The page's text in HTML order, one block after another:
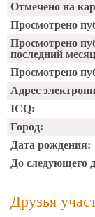
Отмечено на
Просмотрено
Просмотрено
последний
Просмотрено
Адрес
ICQ:
Город:
Дата рождения:
До следующего
Друзья